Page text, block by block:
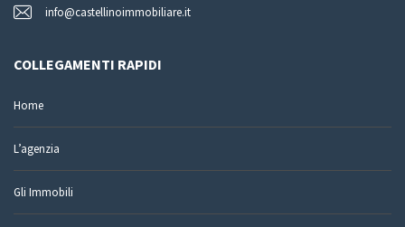
info@castellinoimmobiliare.it
COLLEGAMENTI RAPIDI
Home
L’agenzia
Gli Immobili